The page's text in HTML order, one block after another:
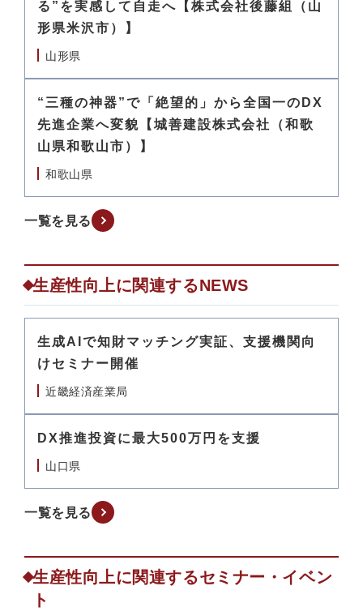
る”を実感して自走へ【株式会社後藤組（山
形県米沢市）】
山形県
“三種の神器”で「絶望的」から全国一のDX
先進企業へ変貌【城善建設株式会社（和歌
山県和歌山市）】
和歌山県
一覧を見る
生産性向上に関連するNEWS
生成AIで知財マッチング実証、支援機関向
けセミナー開催
近畿経済産業局
DX推進投資に最大500万円を支援
山口県
一覧を見る
生産性向上に関連するセミナー・イベン
ト